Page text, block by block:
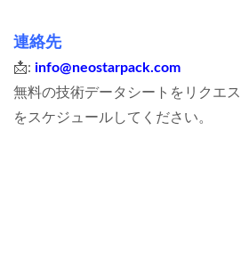
連絡先
📩: info@neostarpack.com
無料の技術データシートをリクエ
をスケジュールしてください。